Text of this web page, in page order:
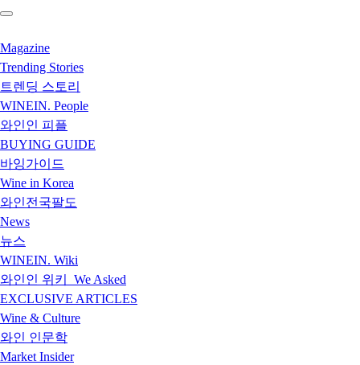
Magazine
Trending Stories
트렌딩 스토리
WINEIN. People
와인인 피플
BUYING GUIDE
바잉가이드
Wine in Korea
와인전국팔도
News
뉴스
WINEIN. Wiki
와인인 위키_We Asked
EXCLUSIVE ARTICLES
Wine & Culture
와인 인문학
Market Insider